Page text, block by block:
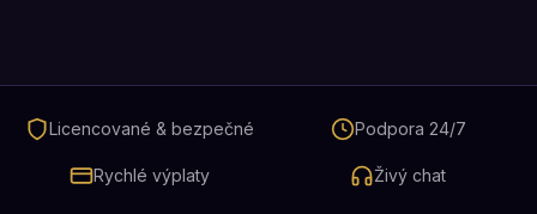
Licencované & bezpečné Podpora 24/7
Rychlé výplaty Živý chat